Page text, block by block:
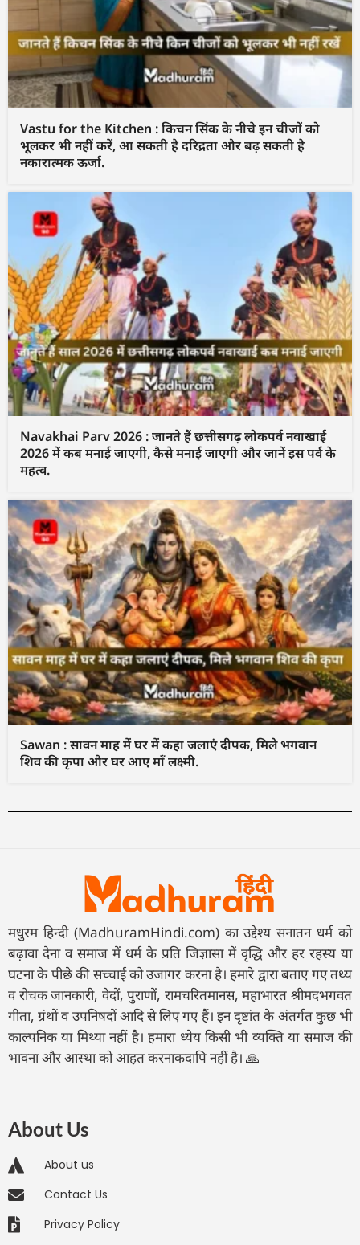
Vastu for the Kitchen : किचन सिंक के नीचे इन चीजों को
भूलकर भी नहीं करें, आ सकती है दरिद्रता और बढ़ सकती है
नकारात्मक ऊर्जा.
Navakhai Parv 2026 : जानते हैं छत्तीसगढ़ लोकपर्व नवाखाई
2026 में कब मनाई जाएगी, कैसे मनाई जाएगी और जानें इस पर्व के
महत्व.
Sawan : सावन माह में घर में कहा जलाएं दीपक, मिले भगवान
शिव की कृपा और घर आए माँ लक्ष्मी.
मधुरम हिन्दी (MadhuramHindi.com) का उद्देश्य सनातन धर्म को
बढ़ावा देना व समाज में धर्म के प्रति जिज्ञासा में वृद्धि और हर रहस्य या
घटना के पीछे की सच्चाई को उजागर करना है। हमारे द्वारा बताए गए तथ्य
व रोचक जानकारी, वेदों, पुराणों, रामचरितमानस, महाभारत श्रीमदभगवत
गीता, ग्रंथों व उपनिषदों आदि से लिए गए हैं। इन दृष्टांत के अंतर्गत कुछ भी
काल्पनिक या मिथ्या नहीं है। हमारा ध्येय किसी भी व्यक्ति या समाज की
भावना और आस्था को आहत करनाकदापि नहीं है। 🙏
About Us
About us
Contact Us
Privacy Policy